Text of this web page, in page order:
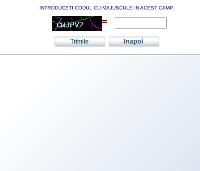
INTRODUCETI CODUL CU MAJUSCULE IN ACEST CAMP.
=